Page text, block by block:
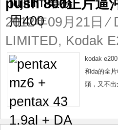
push 800正片逼
2012年09月21日 ⁄
LIMITED, Kodak
kodak
和da的全
頭，又不